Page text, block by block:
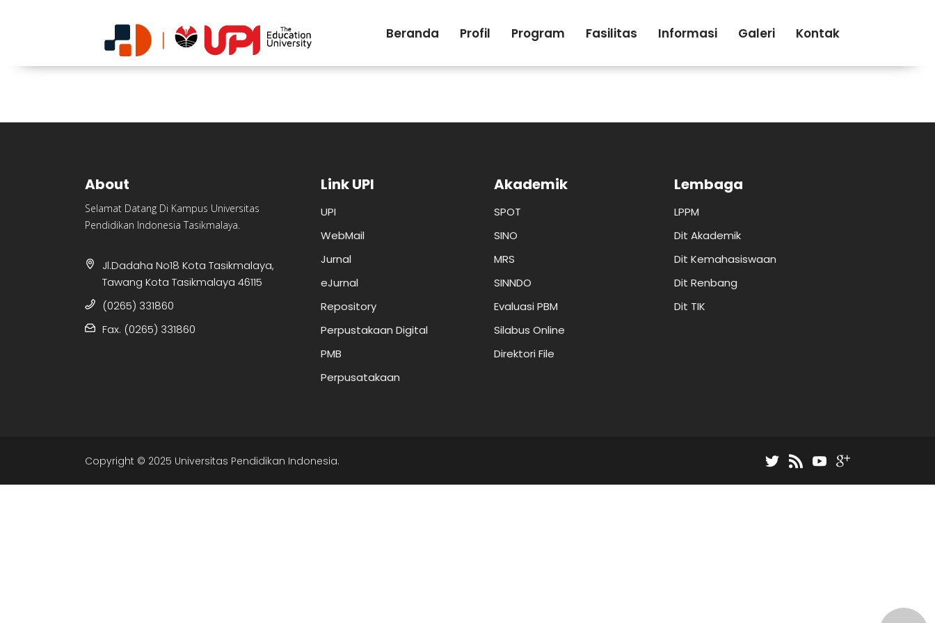
Beranda Profil Program Fasilitas Informasi Galeri Kontak
About
Selamat Datang Di Kampus Universitas
Pendidikan Indonesia Tasikmalaya.
Jl.Dadaha No18 Kota Tasikmalaya,
Tawang Kota Tasikmalaya 46115
(0265) 331860
Fax. (0265) 331860
Link UPI
UPI
WebMail
Jurnal
eJurnal
Repository
Perpustakaan Digital
PMB
Perpusatakaan
Akademik
SPOT
SINO
MRS
SINNDO
Evaluasi PBM
Silabus Online
Direktori File
Lembaga
LPPM
Dit Akademik
Dit Kemahasiswaan
Dit Renbang
Dit TIK
Copyright © 2025 Universitas Pendidikan Indonesia.